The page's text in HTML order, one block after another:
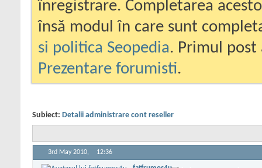
înregistrare. Completarea
însă modul în care sunt
si politica Seopedia. Primul
Prezentare forumisti.
Subiect: Detalii administrare cont reseller
3rd May 2010, 12:36